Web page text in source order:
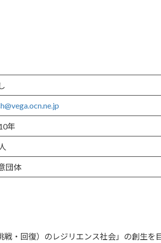
年
団体
・回復）のレジリエンス社会」の創生を目